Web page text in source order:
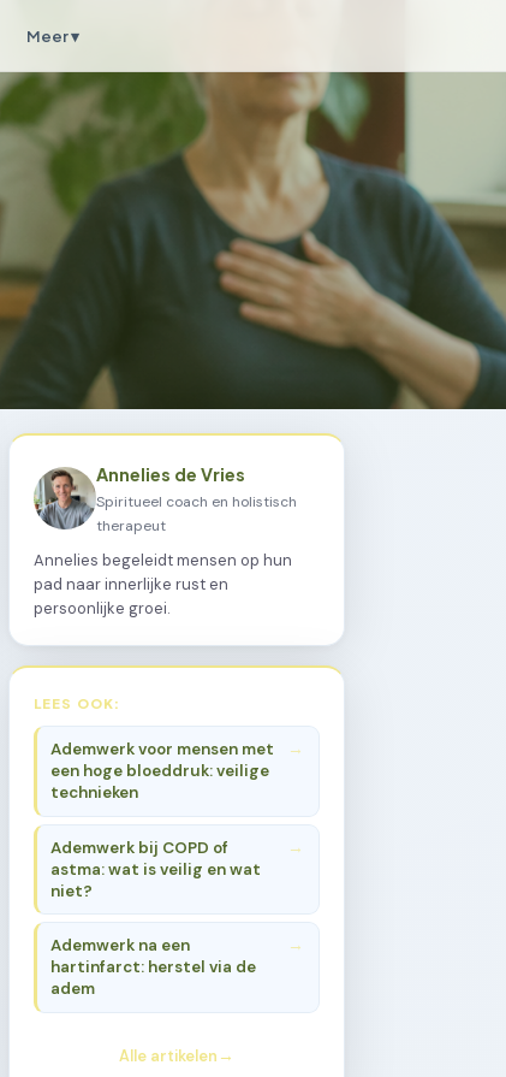
Meer ▾
Annelies de Vries
Spiritueel coach en holistisch
therapeut
Annelies begeleidt mensen op hun
pad naar innerlijke rust en
persoonlijke groei.
LEES OOK:
Ademwerk voor mensen met
een hoge bloeddruk: veilige
technieken
Ademwerk bij COPD of
astma: wat is veilig en wat
niet?
Ademwerk na een
hartinfarct: herstel via de
adem
Alle artikelen